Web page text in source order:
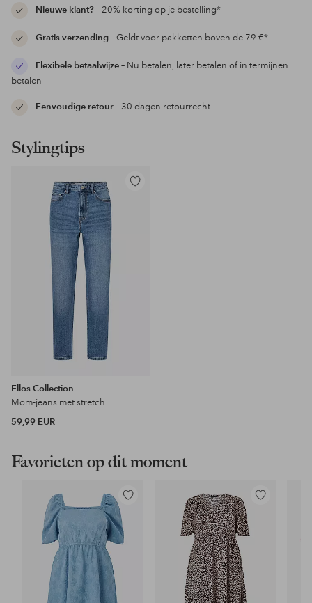
Nieuwe klant?– 20% korting op je bestelling*
Gratis verzending– Geldt voor pakketten boven de 79 €*
Flexibele betaalwijze– Nu betalen, later betalen of in termijnen
betalen
Eenvoudige retour– 30 dagen retourrecht
Stylingtips
Toevoegen
Ellos Collection
Mom-jeans met stretch
59,99 EUR
Favorieten op dit moment
Toevoegen
aan
favorieten
Toevoegen